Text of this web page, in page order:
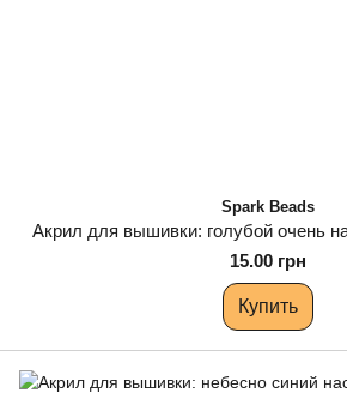
Spark Beads
Акрил для вышивки: голубой очень
15.00 грн
Купить